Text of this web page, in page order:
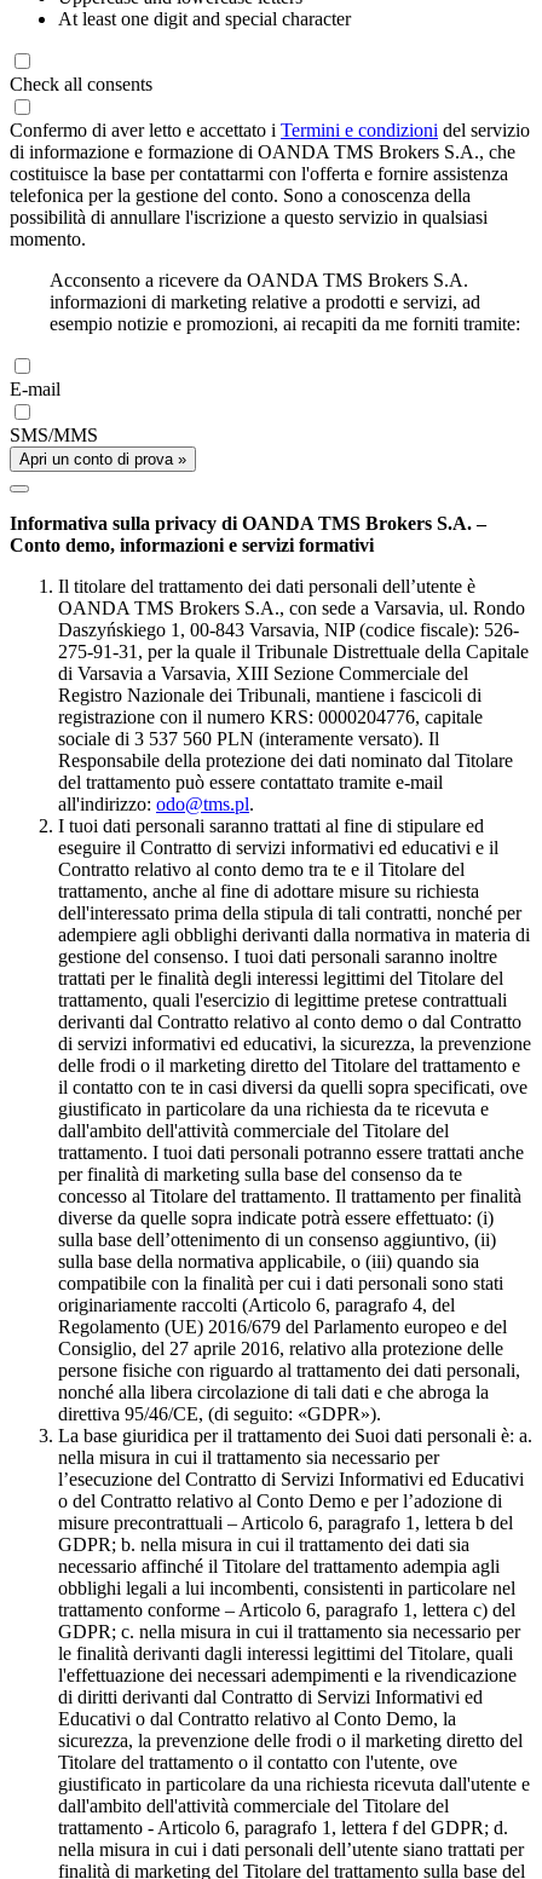
At least one digit and special character
Check all consents
Confermo di aver letto e accettato i Termini e condizioni del servizio
di informazione e formazione di OANDA TMS Brokers S.A., che
costituisce la base per contattarmi con l'offerta e fornire assistenza
telefonica per la gestione del conto. Sono a conoscenza della
possibilità di annullare l'iscrizione a questo servizio in qualsiasi
momento.
Acconsento a ricevere da OANDA TMS Brokers S.A.
informazioni di marketing relative a prodotti e servizi, ad
esempio notizie e promozioni, ai recapiti da me forniti tramite:
E-mail
SMS/MMS
Apri un conto di prova »
Informativa sulla privacy di OANDA TMS Brokers S.A. –
Conto demo, informazioni e servizi formativi
Il titolare del trattamento dei dati personali dell’utente è
OANDA TMS Brokers S.A., con sede a Varsavia, ul. Rondo
Daszyńskiego 1, 00-843 Varsavia, NIP (codice fiscale): 526-
275-91-31, per la quale il Tribunale Distrettuale della Capitale
di Varsavia a Varsavia, XIII Sezione Commerciale del
Registro Nazionale dei Tribunali, mantiene i fascicoli di
registrazione con il numero KRS: 0000204776, capitale
sociale di 3 537 560 PLN (interamente versato). Il
Responsabile della protezione dei dati nominato dal Titolare
del trattamento può essere contattato tramite e-mail
all'indirizzo: odo@tms.pl.
I tuoi dati personali saranno trattati al fine di stipulare ed
eseguire il Contratto di servizi informativi ed educativi e il
Contratto relativo al conto demo tra te e il Titolare del
trattamento, anche al fine di adottare misure su richiesta
dell'interessato prima della stipula di tali contratti, nonché per
adempiere agli obblighi derivanti dalla normativa in materia di
gestione del consenso. I tuoi dati personali saranno inoltre
trattati per le finalità degli interessi legittimi del Titolare del
trattamento, quali l'esercizio di legittime pretese contrattuali
derivanti dal Contratto relativo al conto demo o dal Contratto
di servizi informativi ed educativi, la sicurezza, la prevenzione
delle frodi o il marketing diretto del Titolare del trattamento e
il contatto con te in casi diversi da quelli sopra specificati, ove
giustificato in particolare da una richiesta da te ricevuta e
dall'ambito dell'attività commerciale del Titolare del
trattamento. I tuoi dati personali potranno essere trattati anche
per finalità di marketing sulla base del consenso da te
concesso al Titolare del trattamento. Il trattamento per finalità
diverse da quelle sopra indicate potrà essere effettuato: (i)
sulla base dell’ottenimento di un consenso aggiuntivo, (ii)
sulla base della normativa applicabile, o (iii) quando sia
compatibile con la finalità per cui i dati personali sono stati
originariamente raccolti (Articolo 6, paragrafo 4, del
Regolamento (UE) 2016/679 del Parlamento europeo e del
Consiglio, del 27 aprile 2016, relativo alla protezione delle
persone fisiche con riguardo al trattamento dei dati personali,
nonché alla libera circolazione di tali dati e che abroga la
direttiva 95/46/CE, (di seguito: «GDPR»).
La base giuridica per il trattamento dei Suoi dati personali è: a.
nella misura in cui il trattamento sia necessario per
l’esecuzione del Contratto di Servizi Informativi ed Educativi
o del Contratto relativo al Conto Demo e per l’adozione di
misure precontrattuali – Articolo 6, paragrafo 1, lettera b del
GDPR; b. nella misura in cui il trattamento dei dati sia
necessario affinché il Titolare del trattamento adempia agli
obblighi legali a lui incombenti, consistenti in particolare nel
trattamento conforme – Articolo 6, paragrafo 1, lettera c) del
GDPR; c. nella misura in cui il trattamento sia necessario per
le finalità derivanti dagli interessi legittimi del Titolare, quali
l'effettuazione dei necessari adempimenti e la rivendicazione
di diritti derivanti dal Contratto di Servizi Informativi ed
Educativi o dal Contratto relativo al Conto Demo, la
sicurezza, la prevenzione delle frodi o il marketing diretto del
Titolare del trattamento o il contatto con l'utente, ove
giustificato in particolare da una richiesta ricevuta dall'utente e
dall'ambito dell'attività commerciale del Titolare del
trattamento - Articolo 6, paragrafo 1, lettera f del GDPR; d.
nella misura in cui i dati personali dell’utente siano trattati per
finalità di marketing del Titolare del trattamento sulla base del